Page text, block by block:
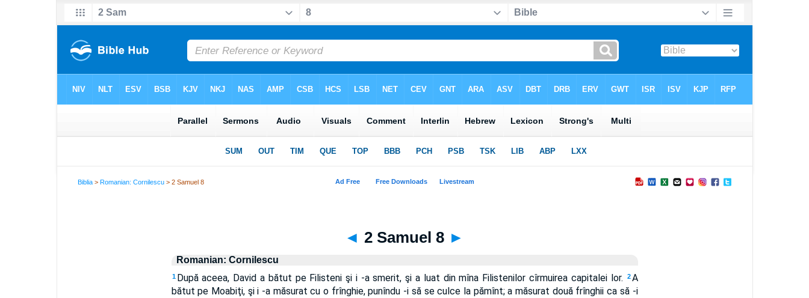
Biblia >Romanian: Cornilescu > 2 Samuel 8
◄ 2 Samuel 8 ►
Romanian: Cornilescu
1 După aceea, David a bătut pe Filisteni şi i -a smerit, şi a luat din mîna Filistenilor cîrmuirea capitalei lor. 2 A
bătut pe Moabiţi, şi i -a măsurat cu o frînghie, punîndu -i să se culce la pămînt; a măsurat două frînghii ca să -i